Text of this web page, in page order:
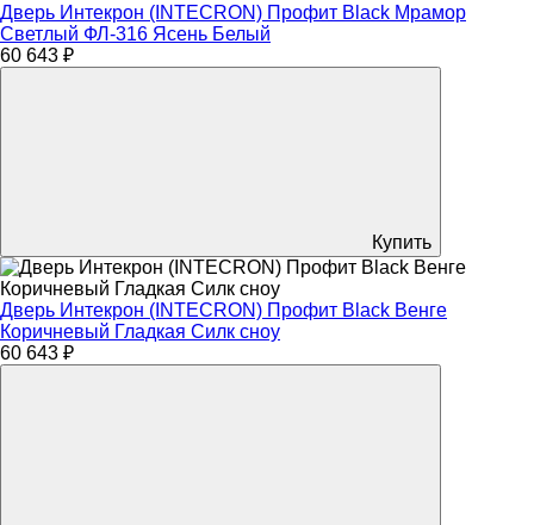
Дверь Интекрон (INTECRON) Профит Black Мрамор
Светлый ФЛ-316 Ясень Белый
60 643 ₽
Купить
Дверь Интекрон (INTECRON) Профит Black Венге
Коричневый Гладкая Силк сноу
60 643 ₽